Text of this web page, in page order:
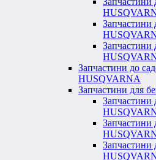
Запчастини
Запчастини
Запчастини до
HUSQVARNA
Запчастини для
Запчастини
Запчастини
Запчастини